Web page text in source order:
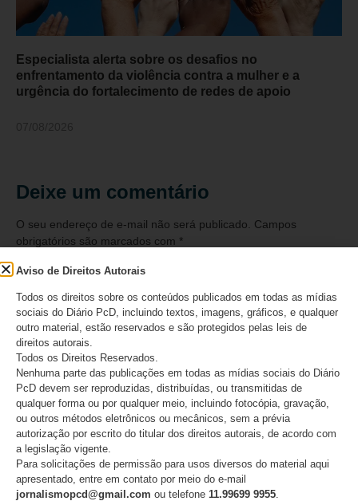
Especialista alerta sobre os desafios no
enfrentamento da violência contra a mulher e a
urgência do fortalecimento de redes de apoio
Deixe um comentário
O seu endereço de e-mail não será publicado. Campos
obrigatórios são marcados com *
Comentário*
Nome*
Aviso de Direitos Autorais
Todos os direitos sobre os conteúdos publicados em todas as mídias
sociais do Diário PcD, incluindo textos, imagens, gráficos, e qualquer
outro material, estão reservados e são protegidos pelas leis de
direitos autorais.
Todos os Direitos Reservados.
Nenhuma parte das publicações em todas as mídias sociais do Diário
PcD devem ser reproduzidas, distribuídas, ou transmitidas de
qualquer forma ou por qualquer meio, incluindo fotocópia, gravação,
ou outros métodos eletrônicos ou mecânicos, sem a prévia
autorização por escrito do titular dos direitos autorais, de acordo com
a legislação vigente.
Para solicitações de permissão para usos diversos do material aqui
apresentado, entre em contato por meio do e-mail
jornalismopcd@gmail.com ou telefone 11.99699 9955.